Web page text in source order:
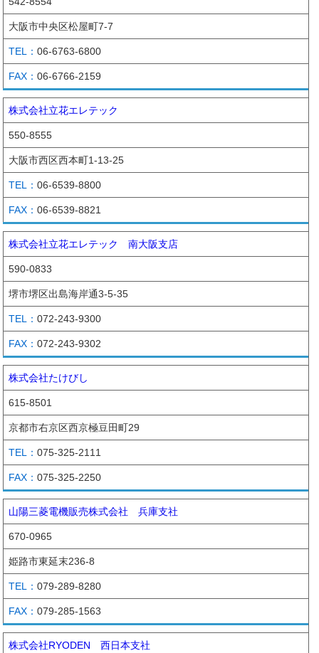
大阪市中央区松屋町7-7
06-6763-6800
06-6766-2159
株式会社立花エレテック
550-8555
大阪市西区西本町1-13-25
06-6539-8800
06-6539-8821
株式会社立花エレテック 南大阪支店
590-0833
堺市堺区出島海岸通3-5-35
072-243-9300
072-243-9302
株式会社たけびし
615-8501
京都市右京区西京極豆田町29
075-325-2111
075-325-2250
山陽三菱電機販売株式会社 兵庫支社
670-0965
姫路市東延末236-8
079-289-8280
079-285-1563
株式会社RYODEN 西日本支社